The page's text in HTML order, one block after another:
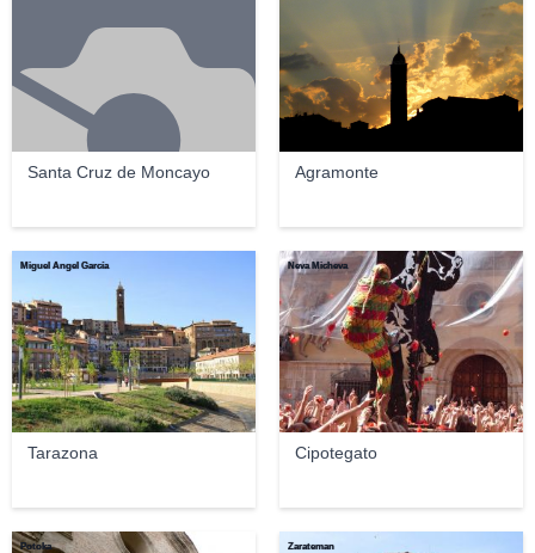
Santa Cruz de Moncayo Agramonte
Tarazona
Miguel Ángel García
Cipotegato
Neva Micheva
Potoka Zarateman